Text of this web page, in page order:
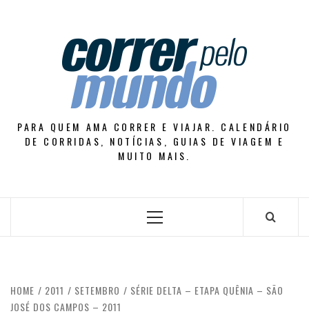
PARA QUEM AMA CORRER E VIAJAR. CALENDÁRIO
DE CORRIDAS, NOTÍCIAS, GUIAS DE VIAGEM E
MUITO MAIS.
Primary
HOME 2011 SETEMBRO
SÉRIE DELTA – ETAPA QUÊNIA – SÃO
JOSÉ DOS CAMPOS – 2011